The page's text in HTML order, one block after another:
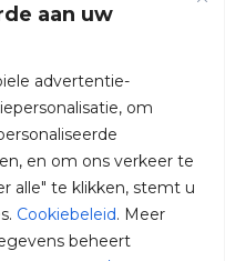
aan uw
advertentie-
om
en om ons verkeer te
alle" te klikken, stemt u
Cookiebeleid. Meer
beheert